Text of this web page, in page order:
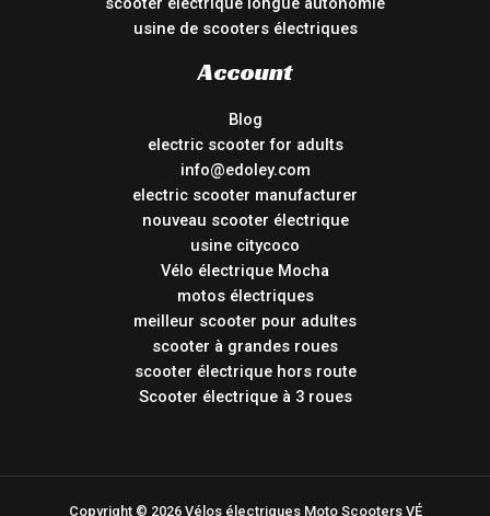
usine de scooters électriques
Account
Blog
electric scooter for adults
info@edoley.com
electric scooter manufacturer
nouveau scooter électrique
usine citycoco
Vélo électrique Mocha
motos électriques
meilleur scooter pour adultes
scooter à grandes roues
scooter électrique hors route
Scooter électrique à 3 roues
Copyright © 2026 Vélos électriques Moto Scooters VÉ